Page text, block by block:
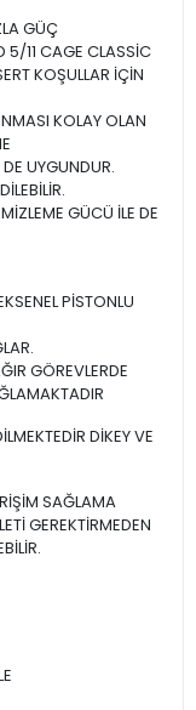
GÜÇ
5/11 CAGE CLASSİC
KOŞULLAR İÇİN
KOLAY OLAN
UYGUNDUR.
GÜCÜ İLE DE
PİSTONLU
GÖREVLERDE
DİKEY VE
SAĞLAMA
GEREKTİRMEDEN